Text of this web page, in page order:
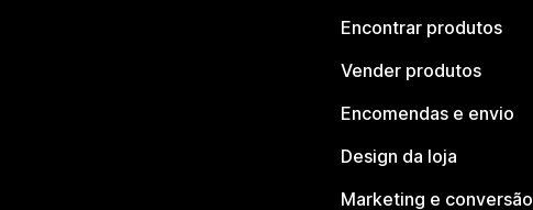
Encontrar produtos
Vender produtos
Encomendas e envio
Design da loja
Marketing e conversão